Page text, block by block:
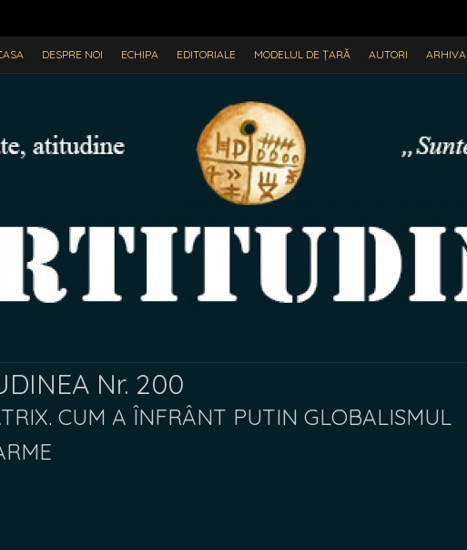
DESPRE NOI ECHIPA EDITORIALE MODELUL DE ȚARĂ AUTORI ARHIVA
Nr. 200
CUM A ÎNFRÂNT PUTIN GLOBALISMUL